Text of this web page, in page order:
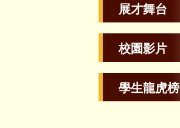
展才舞台
校園影片
學生龍虎榜